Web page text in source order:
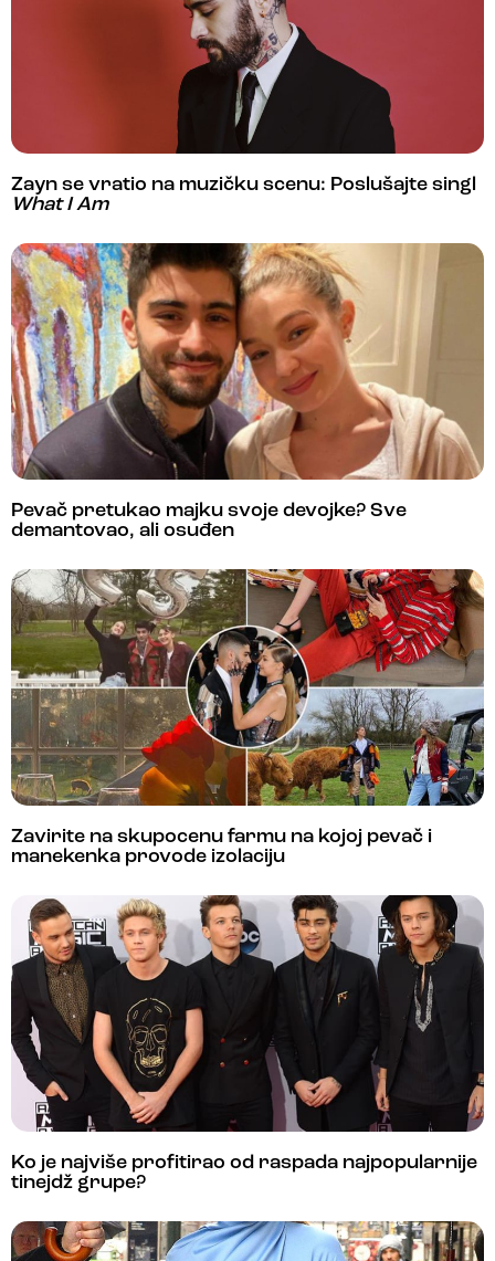
Zayn se vratio na muzičku scenu: Poslušajte singl
What I Am
Pevač pretukao majku svoje devojke? Sve
demantovao, ali osuđen
Zavirite na skupocenu farmu na kojoj pevač i
manekenka provode izolaciju
Ko je najviše profitirao od raspada najpopularnije
tinejdž grupe?